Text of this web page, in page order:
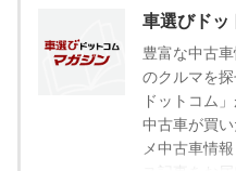
車選びドッ
豊富な中古
のクルマを
ドットコム
中古車が買
メ中古車情